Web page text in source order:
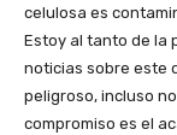
celulosa es
Estoy al tanto de la
noticias sobre este
peligroso, incluso
compromiso es el